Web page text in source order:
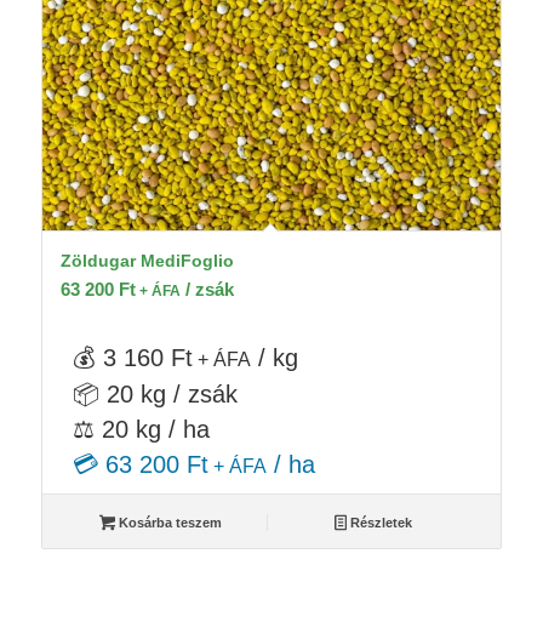
Zöldugar MediFoglio
63 200 Ft+ ÁFA / zsák
💰 3 160 Ft+ ÁFA / kg
📦 20 kg / zsák
⚖️ 20 kg / ha
💳 63 200 Ft+ ÁFA/ ha
Kosárba teszem Részletek